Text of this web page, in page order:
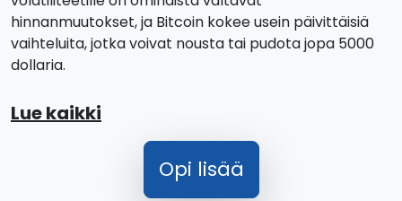
hinnanmuutokset, ja Bitcoin kokee usein päivittäisiä
vaihteluita, jotka voivat nousta tai pudota jopa 5000
dollaria.
Lue kaikki
Opi lisää